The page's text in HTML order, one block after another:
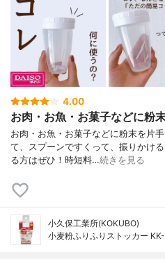
4.00
お肉・お魚・お菓子などに粉
お肉・お魚・お菓子などに粉末を片
て、スプーンですくって、振りかけ
る方はぜひ！時短料…続きを見る
小久保工業所(KOKUBO)
小麦粉ふりふりストッカー